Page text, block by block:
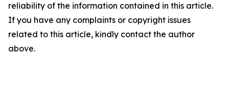
reliability of the information contained in this article.
If you have any complaints or copyright issues
related to this article, kindly contact the author
above.